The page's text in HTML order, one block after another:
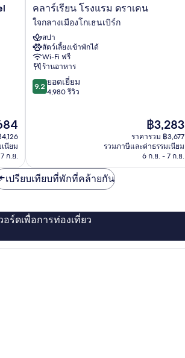
นียม
ก.ย.
คลา
ร์
เรียน
โรงแรม
ดรา
เคน
ใจกลาง
เมือง
โก
คลาร์เรียน โรงแรม ดราเคน
ใจกลางเมืองโกเธนเบิร์ก
สปา
สัตว์เลี้ยงเข้าพักได้
Wi-Fi ฟรี
ร้านอาหาร
9.2
จาก
9.2 ยอดเยี่ยม
4,980 รีวิว
ราคา
ปัจจุบัน
คือ
฿3,283
฿3,283
ราคารวม ฿3,677
รวมภาษีและค่าธรรมเนียม
6 ก.ย. - 7 ก.ย.
เปรียบเทียบที่พักที่คล้ายกัน
ร์ดเพื่อการท่องเที่ยว